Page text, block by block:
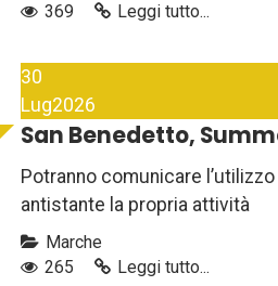
369
Leggi tutto...
30
Lug2026
San Benedetto,
Potranno comunicare
antistante la propria attività
Marche
265
Leggi tutto...